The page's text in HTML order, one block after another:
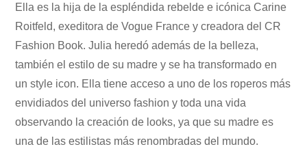
Ella es la hija de la espléndida rebelde e icónica Carine
Roitfeld, exeditora de Vogue France y creadora del CR
Fashion Book. Julia heredó además de la belleza,
también el estilo de su madre y se ha transformado en
un style icon. Ella tiene acceso a uno de los roperos más
envidiados del universo fashion y toda una vida
observando la creación de looks, ya que su madre es
una de las estilistas más renombradas del mundo.